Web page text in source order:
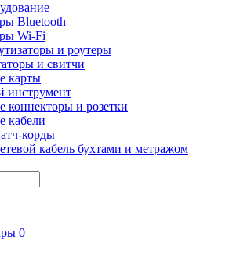
Bluetooth
Wi-Fi
и роутеры
и свитчи
карты
инструмент
коннекторы и розетки
кабели
корды
кабель бухтами и метражом
0